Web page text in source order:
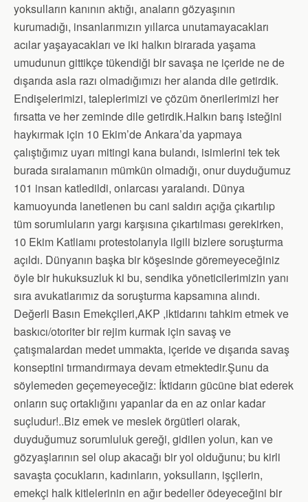
yoksulların kanının aktığı, anaların gözyaşının
kurumadığı, insanlarımızın yıllarca unutamayacakları
acılar yaşayacakları ve iki halkın birarada yaşama
umudunun gittikçe tükendiği bir savaşa ne içeride ne de
dışarıda asla razı olmadığımızı her alanda dile getirdik.
Endişelerimizi, taleplerimizi ve çözüm önerilerimizi her
fırsatta ve her zeminde dile getirdik.Halkın barış isteğini
haykırmak için 10 Ekim’de Ankara’da yapmaya
çalıştığımız uyarı mitingi kana bulandı, isimlerini tek tek
burada sıralamanın mümkün olmadığı, onur duyduğumuz
101 insan katledildi, onlarcası yaralandı. Dünya
kamuoyunda lanetlenen bu cani saldırı açığa çıkartılıp
tüm sorumluların yargı karşısına çıkartılması gerekirken,
10 Ekim Katliamı protestolarıyla ilgili bizlere soruşturma
açıldı. Dünyanın başka bir köşesinde göremeyeceğiniz
öyle bir hukuksuzluk ki bu, sendika yöneticilerimizin yanı
sıra avukatlarımız da soruşturma kapsamına alındı.
Değerli Basın Emekçileri,AKP ,iktidarını tahkim etmek ve
baskıcı/otoriter bir rejim kurmak için savaş ve
çatışmalardan medet ummakta, içeride ve dışarıda savaş
konseptini tırmandırmaya devam etmektedir.Şunu da
söylemeden geçemeyeceğiz: İktidarın gücüne biat ederek
onların suç ortaklığını yapanlar da en az onlar kadar
suçludur!..Biz emek ve meslek örgütleri olarak,
duyduğumuz sorumluluk gereği, gidilen yolun, kan ve
gözyaşlarının sel olup akacağı bir yol olduğunu; bu kirli
savaşta çocukların, kadınların, yoksulların, işçilerin,
emekçi halk kitlelerinin en ağır bedeller ödeyeceğini bir